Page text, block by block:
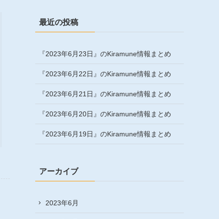
最近の投稿
『2023年6月23日』のKiramune情報まとめ
『2023年6月22日』のKiramune情報まとめ
『2023年6月21日』のKiramune情報まとめ
『2023年6月20日』のKiramune情報まとめ
『2023年6月19日』のKiramune情報まとめ
アーカイブ
2023年6月